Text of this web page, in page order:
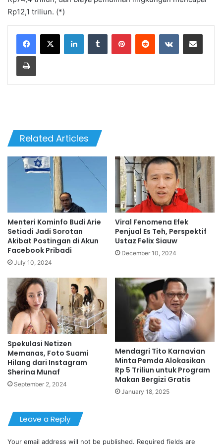
Rp12,1 triliun. (*)
LinkedInTumblr PinterestReddit VKontakteShare via Email
Print
Related Articles
Menteri Kominfo Budi Arie
Setiadi Jadi Sorotan
Akibat Postingan di Akun
Facebook Pribadi
July 10, 2024
Viral Fenomena Efek
Penjual Es Teh, Perspektif
Ustaz Felix Siauw
December 10, 2024
Spekulasi Netizen
Memanas, Foto Suami
Hilang dari Instagram
Sherina Munaf
September 2, 2024
Mendagri Tito Karnavian
Minta Pemda Alokasikan
Rp 5 Triliun untuk Program
Makan Bergizi Gratis
January 18, 2025
Leave a Reply
Your email address will not be published. Required fields are